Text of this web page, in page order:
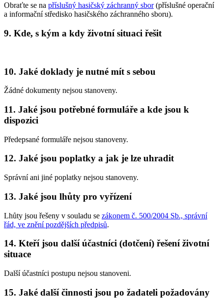
Obraťte se na příslušný hasičský záchranný sbor(příslušné operační
a informační středisko hasičského záchranného sboru).
9. Kde, s kým a kdy životní situaci řešit
10. Jaké doklady je nutné mít s sebou
Žádné dokumenty nejsou stanoveny.
11. Jaké jsou potřebné formuláře a kde jsou k
dispozici
Předepsané formuláře nejsou stanoveny.
12. Jaké jsou poplatky a jak je lze uhradit
Správní ani jiné poplatky nejsou stanoveny.
13. Jaké jsou lhůty pro vyřízení
Lhůty jsou řešeny v souladu se zákonem č. 500/2004 Sb., správní
řád, ve znění pozdějších předpisů.
14. Kteří jsou další účastníci (dotčení) řešení životní
situace
Další účastníci postupu nejsou stanoveni.
15. Jaké další činnosti jsou po žadateli požadovány